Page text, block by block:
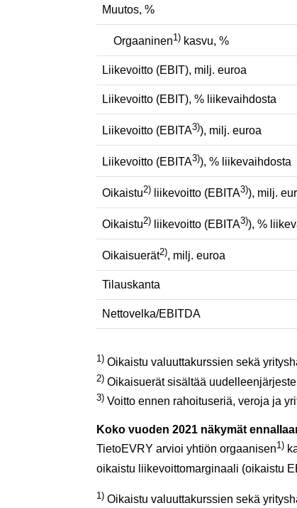
Muutos, %
Orgaaninen1) kasvu, %
Liikevoitto (EBIT), milj. euroa
Liikevoitto (EBIT), % liikevaihdosta
Liikevoitto (EBITA3)), milj. euroa
Liikevoitto (EBITA3)), % liikevaihdosta
Oikaistu2) liikevoitto (EBITA3)), milj.
Oikaistu2) liikevoitto (EBITA3)), %
Oikaisuerät2), milj. euroa
Tilauskanta
Nettovelka/EBITDA
1) Oikaistu valuuttakurssien sekä
2) Oikaisuerät sisältää
3) Voitto ennen rahoituseriä, veroja ja
Koko vuoden 2021 näkymät
TietoEVRY arvioi yhtiön orgaanisen1)
oikaistu liikevoittomarginaali (oikaistu
1) Oikaistu valuuttakurssien sekä